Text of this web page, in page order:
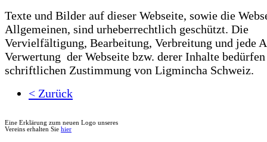
Texte und Bilder auf dieser Webseite, sowie die
Allgemeinen, sind urheberrechtlich geschützt. Die
Vervielfältigung, Bearbeitung, Verbreitung und jede
Verwertung der Webseite bzw. derer Inhalte
schriftlichen Zustimmung von Ligmincha Schweiz.
< Zurück
Eine Erklärung zum neuen Logo unseres
Vereins erhalten Sie hier